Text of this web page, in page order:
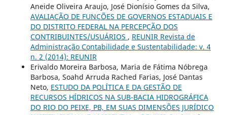
Aneide Oliveira Araujo, José Dionísio Gomes da Silva,
AVALIAÇÃO DE FUNÇÕES DE GOVERNOS ESTADUAIS E
DO DISTRITO FEDERAL NA PERCEPÇÃO DOS
CONTRIBUINTES/USUÁRIOS , REUNIR Revista de
Administração Contabilidade e Sustentabilidade: v. 4
n. 2 (2014): REUNIR
Erivaldo Moreira Barbosa, Maria de Fátima Nóbrega
Barbosa, Soahd Arruda Rached Farias, José Dantas
Neto, ESTUDO DA POLÍTICA E DA GESTÃO DE
RECURSOS HÍDRICOS NA SUB-BACIA HIDROGRÁFICA
DO RIO DO PEIXE, PB, EM SUAS DIMENSÕES JURÍDICO